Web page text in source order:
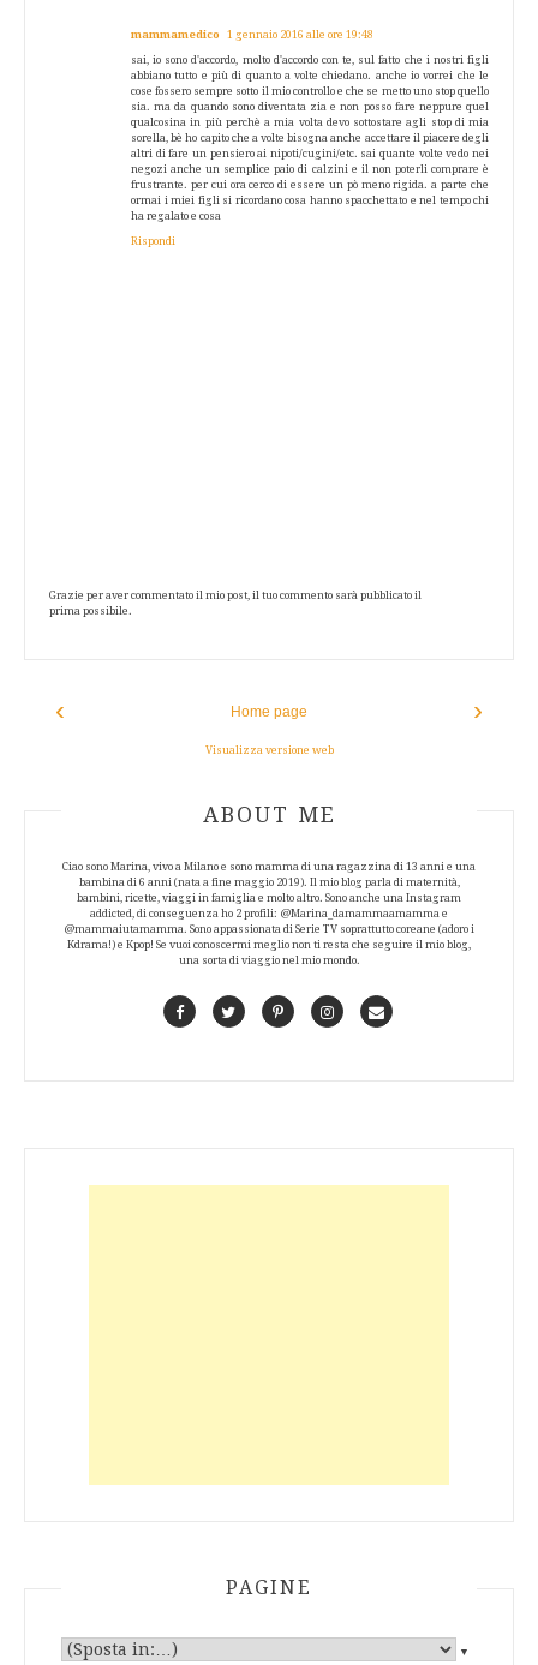
mammamedico 1 gennaio 2016 alle ore 19:48
sai, io sono d'accordo, molto d'accordo con te, sul fatto che i nostri figli
abbiano tutto e più di quanto a volte chiedano. anche io vorrei che le
cose fossero sempre sotto il mio controllo e che se metto uno stop quello
sia. ma da quando sono diventata zia e non posso fare neppure quel
qualcosina in più perchè a mia volta devo sottostare agli stop di mia
sorella, bè ho capito che a volte bisogna anche accettare il piacere degli
altri di fare un pensiero ai nipoti/cugini/etc. sai quante volte vedo nei
negozi anche un semplice paio di calzini e il non poterli comprare è
frustrante. per cui ora cerco di essere un pò meno rigida. a parte che
ormai i miei figli si ricordano cosa hanno spacchettato e nel tempo chi
ha regalato e cosa
Rispondi
Grazie per aver commentato il mio post, il tuo commento sarà pubblicato il
prima possibile.
‹ ›
Home page
Visualizza versione web
ABOUT AUTHOR
ABOUT ME
Ciao sono Marina, vivo a Milano e sono mamma di una ragazzina di 13 anni e una
bambina di 6 anni (nata a fine maggio 2019). Il mio blog parla di maternità,
bambini, ricette, viaggi in famiglia e molto altro. Sono anche una Instagram
addicted, di conseguenza ho 2 profili: @Marina_damammaamamma e
@mammaiutamamma. Sono appassionata di Serie TV soprattutto coreane (adoro i
Kdrama!) e Kpop! Se vuoi conoscermi meglio non ti resta che seguire il mio blog,
una sorta di viaggio nel mio mondo.
FacebookTwitterPinterestInstagramContact
PAGINE
▼